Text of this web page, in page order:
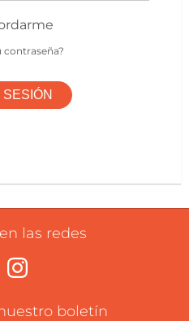
contraseña?
las redes
boletín